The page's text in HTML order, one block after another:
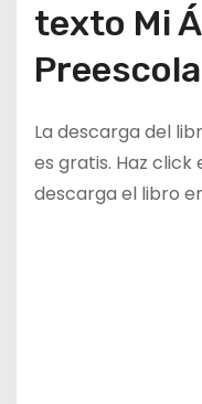
texto Mi
La descarga del
es gratis. Haz click
descarga el libro